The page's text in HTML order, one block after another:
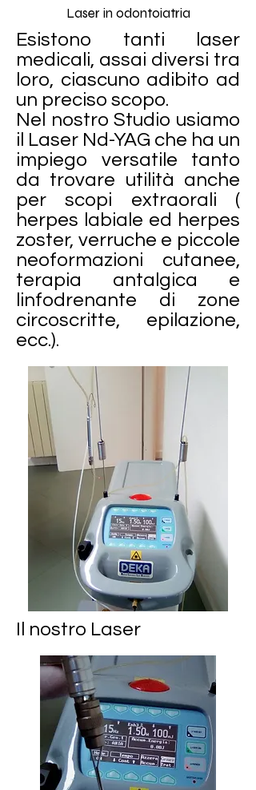
Esistono tanti laser
medicali, assai diversi tra
loro, ciascuno adibito ad
un preciso scopo.
Nel nostro Studio usiamo
il Laser Nd-YAG che ha un
impiego versatile tanto
da trovare utilità anche
per scopi extraorali (
herpes labiale ed herpes
zoster, verruche e piccole
neoformazioni cutanee,
terapia antalgica e
linfodrenante di zone
circoscritte, epilazione,
ecc.).
Laser in odontoiatria
Il nostro Laser